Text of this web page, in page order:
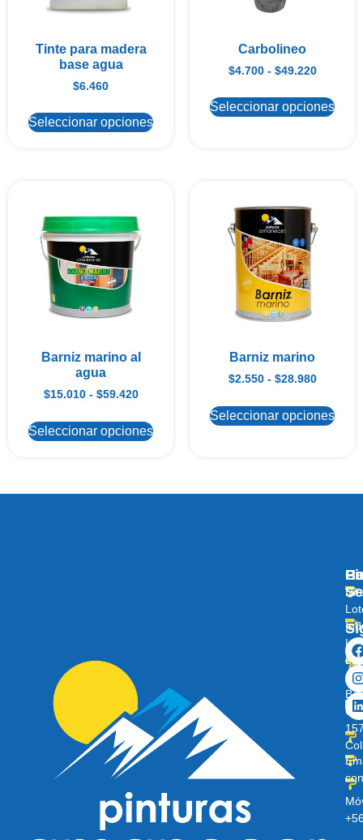
Tinte para madera
base agua
$6.460
Seleccionar opciones
Carbolineo
$4.700 - $49.220
Seleccionar opciones
Barniz marino al
agua
$15.010 - $59.420
Seleccionar opciones
Barniz marino
$2.550 - $28.980
Seleccionar opciones
Los
Av